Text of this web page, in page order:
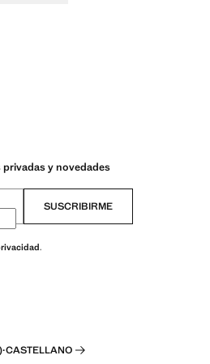
y novedades
SUSCRIBIRME
.
·CASTELLANO